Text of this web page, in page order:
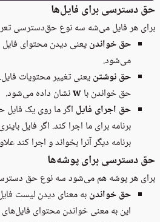
حق دسترسی‌ برای فایل‌ها
برای هر فایل می‌شه سه نوع حق‌دسترسی
حق خواندنیعنی دیدن محتوای فایل
می‌شود.
حق نوشتنیعنی تغییر محتویات
حق خواندن باwنشان داده می‌شود.
حق اجرای فایل اگر ما روی یک فایل
برنامه برای ما اجرا کند. اگر فایل
برنامه دیگر آنرا بخواند و اجرا
حق دسترسی برای پوشه‌ها
برای هر پوشه هم می‌شود سه نوع حق
حق خواندنبه معنای دیدن لیست
این به معنی خواندن محتوای